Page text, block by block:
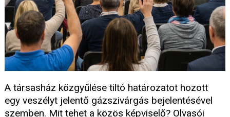
A társasház közgyűlése tiltó határozatot hozott
egy veszélyt jelentő gázszivárgás bejelentésével
szemben. Mit tehet a közös képviselő? Olvasói